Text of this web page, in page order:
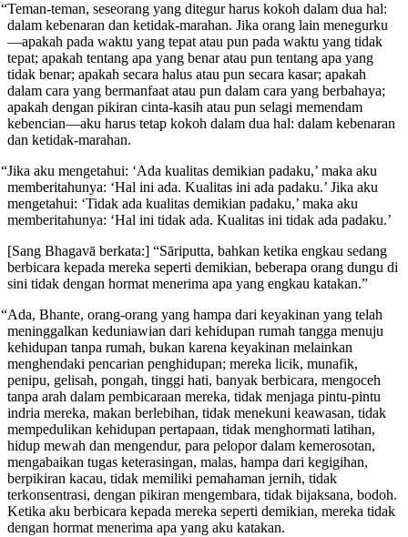
“Teman-teman, seseorang yang ditegur harus kokoh dalam dua hal:
dalam kebenaran dan ketidak-marahan. Jika orang lain menegurku
—apakah pada waktu yang tepat atau pun pada waktu yang tidak
tepat; apakah tentang apa yang benar atau pun tentang apa yang
tidak benar; apakah secara halus atau pun secara kasar; apakah
dalam cara yang bermanfaat atau pun dalam cara yang berbahaya;
apakah dengan pikiran cinta-kasih atau pun selagi memendam
kebencian—aku harus tetap kokoh dalam dua hal: dalam kebenaran
dan ketidak-marahan.
“Jika aku mengetahui: ‘Ada kualitas demikian padaku,’ maka aku
memberitahunya: ‘Hal ini ada. Kualitas ini ada padaku.’ Jika aku
mengetahui: ‘Tidak ada kualitas demikian padaku,’ maka aku
memberitahunya: ‘Hal ini tidak ada. Kualitas ini tidak ada padaku.’
[Sang Bhagavā berkata:] “Sāriputta, bahkan ketika engkau sedang
berbicara kepada mereka seperti demikian, beberapa orang dungu di
sini tidak dengan hormat menerima apa yang engkau katakan.”
“Ada, Bhante, orang-orang yang hampa dari keyakinan yang telah
meninggalkan keduniawian dari kehidupan rumah tangga menuju
kehidupan tanpa rumah, bukan karena keyakinan melainkan
menghendaki pencarian penghidupan; mereka licik, munafik,
penipu, gelisah, pongah, tinggi hati, banyak berbicara, mengoceh
tanpa arah dalam pembicaraan mereka, tidak menjaga pintu-pintu
indria mereka, makan berlebihan, tidak menekuni keawasan, tidak
mempedulikan kehidupan pertapaan, tidak menghormati latihan,
hidup mewah dan mengendur, para pelopor dalam kemerosotan,
mengabaikan tugas keterasingan, malas, hampa dari kegigihan,
berpikiran kacau, tidak memiliki pemahaman jernih, tidak
terkonsentrasi, dengan pikiran mengembara, tidak bijaksana, bodoh.
Ketika aku berbicara kepada mereka seperti demikian, mereka tidak
dengan hormat menerima apa yang aku katakan.